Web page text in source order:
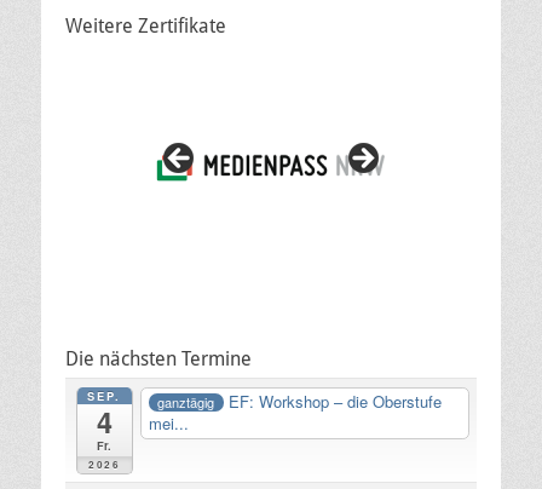
Weitere Zertifikate
Die nächsten Termine
SEP.
4
Fr.
2026
ganztägig
EF: Workshop – die Oberstufe
mei...